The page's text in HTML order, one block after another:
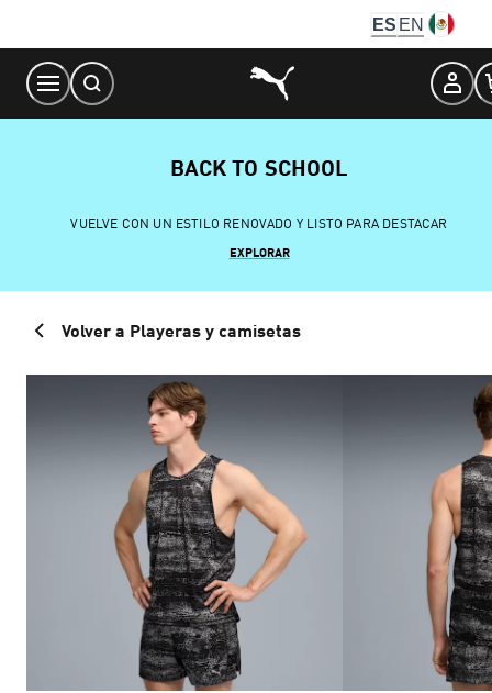
Content
ES EN
BACK TO SCHOOL
VUELVE CON UN ESTILO RENOVADO Y LISTO PARA DESTACAR
EXPLORAR
Volver a Playeras y camisetas